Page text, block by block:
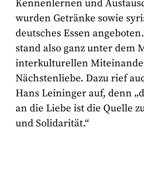
Kennenlernen und
wurden Getränke sowie
deutsches Essen
stand also ganz unter dem
interkulturellen
Nächstenliebe. Dazu rief
Hans Leininger auf, denn
an die Liebe ist die Quelle
und Solidarität.“